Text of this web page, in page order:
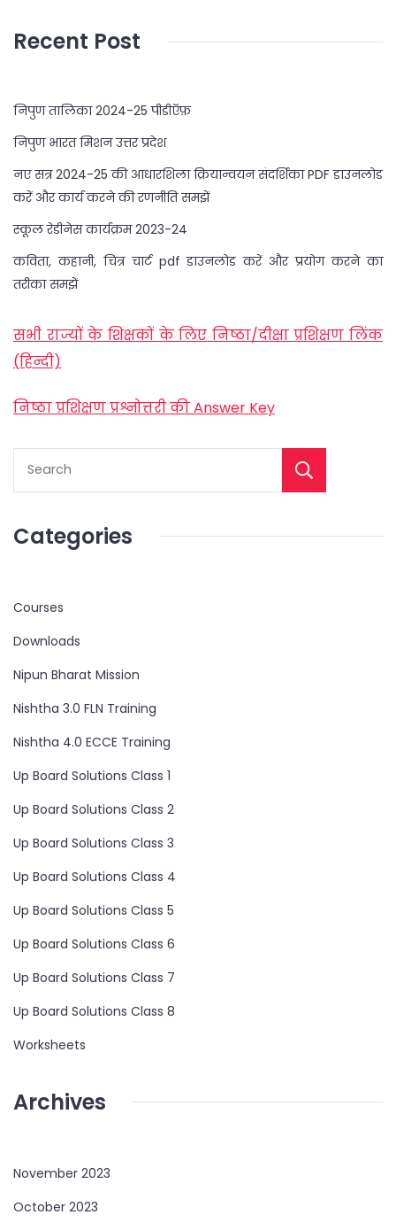
Recent Post
निपुण तालिका 2024-25 पीडीऍफ़
निपुण भारत मिशन उत्तर प्रदेश
नए सत्र 2024-25 की आधारशिला क्रियान्वयन संदर्शिका PDF डाउनलोड
करें और कार्य करने की रणनीति समझें
स्कूल रेडीनेस कार्यक्रम 2023-24
कविता, कहानी, चित्र चार्ट pdf डाउनलोड करें और प्रयोग करने का
तरीका समझें
सभी राज्यों के शिक्षकों के लिए निष्ठा/दीक्षा प्रशिक्षण लिंक
(हिन्दी)
निष्ठा प्रशिक्षण प्रश्नोत्तरी की Answer Key
Categories
Courses
Downloads
Nipun Bharat Mission
Nishtha 3.0 FLN Training
Nishtha 4.0 ECCE Training
Up Board Solutions Class 1
Up Board Solutions Class 2
Up Board Solutions Class 3
Up Board Solutions Class 4
Up Board Solutions Class 5
Up Board Solutions Class 6
Up Board Solutions Class 7
Up Board Solutions Class 8
Worksheets
Archives
November 2023
October 2023